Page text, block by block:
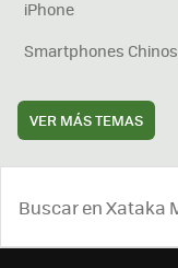
iPhone
Smartphones Chinos
VER MÁS TEMAS